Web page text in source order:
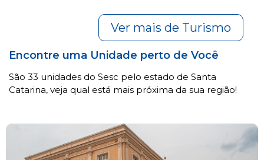
Ver mais de Turismo
Encontre uma Unidade perto de Você
São 33 unidades do Sesc pelo estado de Santa
Catarina, veja qual está mais próxima da sua região!